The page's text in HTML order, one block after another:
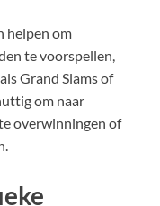
helpen om
te voorspellen,
Grand Slams of
om naar
overwinningen of